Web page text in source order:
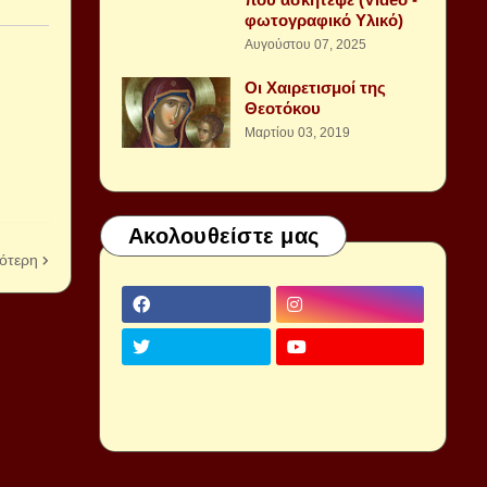
φωτογραφικό Υλικό)
Αυγούστου 07, 2025
Οι Χαιρετισμοί της
Θεοτόκου
Μαρτίου 03, 2019
Ακολουθείστε μας